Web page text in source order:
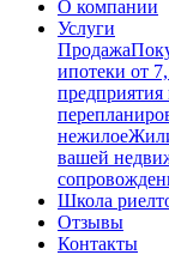
О компании
Услуги
Продажа
ипотеки от
предприятия
нежилое
вашей
Школа
Отзывы
Контакты